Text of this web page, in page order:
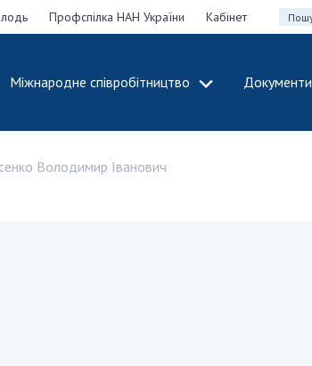
Профспілка НАН України Кабінет
Міжнародне співробітництво Документи
Засідання Президії НАН України
Володимир Іванович